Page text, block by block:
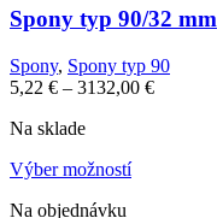
Spony typ 90/32 mm
Spony, Spony typ 90
5,22 € – 3132,00 €
Na sklade
Výber možností
Na objednávku